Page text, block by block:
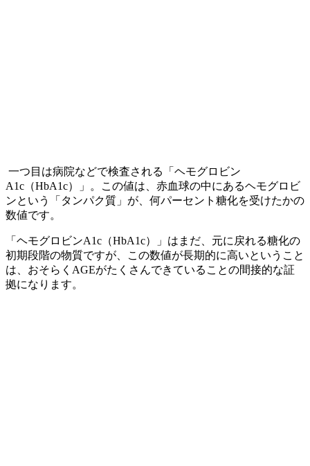
一つ目は病院などで検査される「ヘモグロビン
A1c（HbA1c）」。この値は、赤血球の中にあるヘモグロビ
ンという「タンパク質」が、何パーセント糖化を受けたかの
数値です。
「ヘモグロビンA1c（HbA1c）」はまだ、元に戻れる糖化の
初期段階の物質ですが、この数値が長期的に高いということ
は、おそらくAGEがたくさんできていることの間接的な証
拠になります。